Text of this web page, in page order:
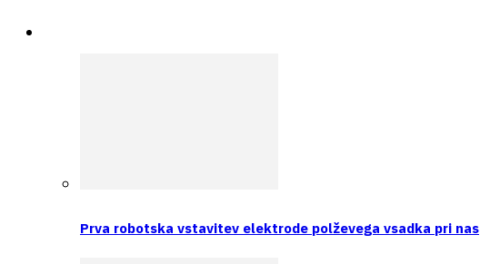
Prva robotska vstavitev elektrode polževega vsadka pri nas